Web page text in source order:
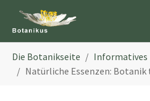
Die Botanikseite Informatives
Natürliche Essenzen: Botanik